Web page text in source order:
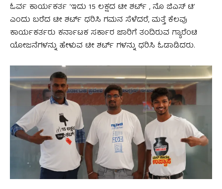
ಓರ್ವ ಕಾರ್ಯಕರ್ತ ʻಇದು 15 ಲಕ್ಷದ ಟೀ ಶರ್ಟ್‌ , ನೊ ಜಿಎಸ್‌ ಟಿʼ
ಎಂದು ಬರೆದ ಟೀ ಶರ್ಟ್‌ ಧರಿಸಿ ಗಮನ ಸೆಳೆದರೆ, ಮತ್ತೆ ಕೆಲವು
ಕಾರ್ಯಕರ್ತರು ಕರ್ನಾಟಕ ಸರ್ಕಾರ ಜಾರಿಗೆ ತಂದಿರುವ ಗ್ಯಾರೆಂಟಿ
ಯೋಜನೆಗಳನ್ನು ಹೇಳುವ ಟೀ ಶರ್ಟ್‌ ಗಳನ್ನು ಧರಿಸಿ ಓಡಾಡಿದರು.